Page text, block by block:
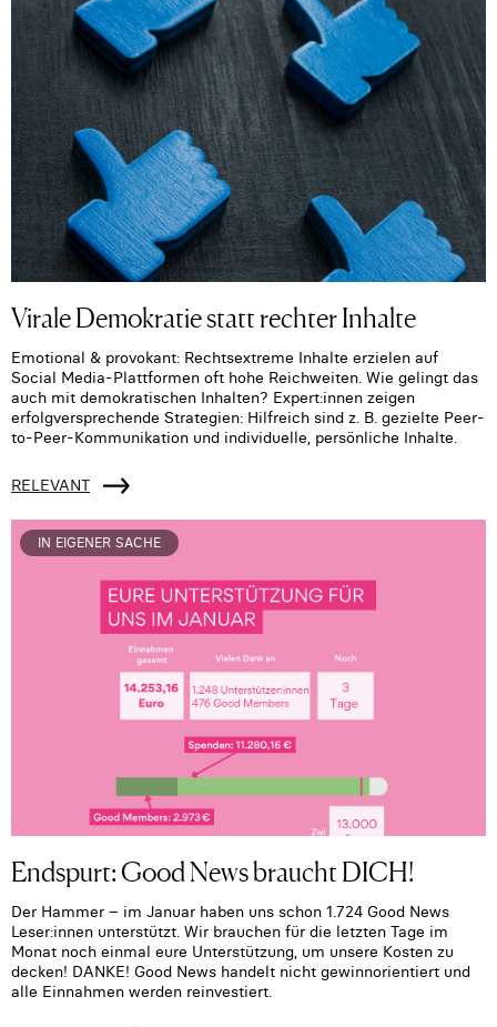
Virale Demokratie statt rechter Inhalte
Emotional & provokant: Rechtsextreme Inhalte erzielen auf
Social Media-Plattformen oft hohe Reichweiten. Wie gelingt das
auch mit demokratischen Inhalten? Expert:innen zeigen
erfolgversprechende Strategien: Hilfreich sind z. B. gezielte Peer-
to-Peer-Kommunikation und individuelle, persönliche Inhalte.
RELEVANT
IN EIGENER SACHE
Endspurt: Good News braucht DICH!
Der Hammer ­– im Januar haben uns schon 1.724 Good News
Leser:innen unterstützt. Wir brauchen für die letzten Tage im
Monat noch einmal eure Unterstützung, um unsere Kosten zu
decken! DANKE! Good News handelt nicht gewinnorientiert und
alle Einnahmen werden reinvestiert.